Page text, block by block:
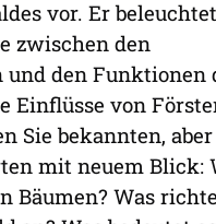
vor. Er
zwischen den
den Funktionen
Einflüsse von
Sie bekannten,
mit neuem Blick:
Bäumen? Was